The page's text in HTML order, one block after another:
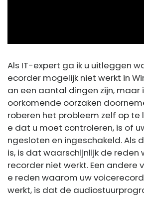
Als IT-expert ga ik u uitleggen
ecorder mogelijk niet werkt in
an een aantal dingen zijn, maar
oorkomende oorzaken
roberen het probleem zelf op te
e dat u moet controleren, is of
ngesloten en ingeschakeld. Als
is, is dat waarschijnlijk de reden
recorder niet werkt. Een andere
e reden waarom uw
werkt, is dat de